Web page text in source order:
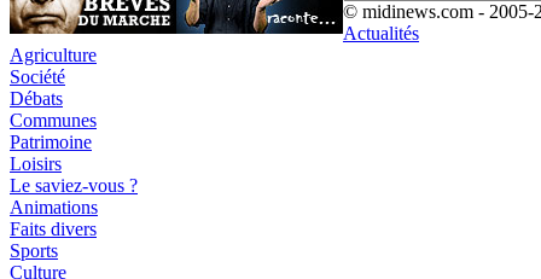
© midinews.com - 2005-
Actualités
Agriculture
Société
Débats
Communes
Patrimoine
Loisirs
Le saviez-vous ?
Animations
Faits divers
Sports
Culture